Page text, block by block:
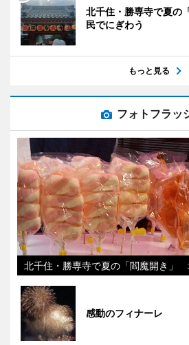
北千住・勝専寺で夏
民でにぎわう
もっと見る
フォトフラッ
北千住・勝専寺で夏の「閻魔開き」
感動のフィナーレ